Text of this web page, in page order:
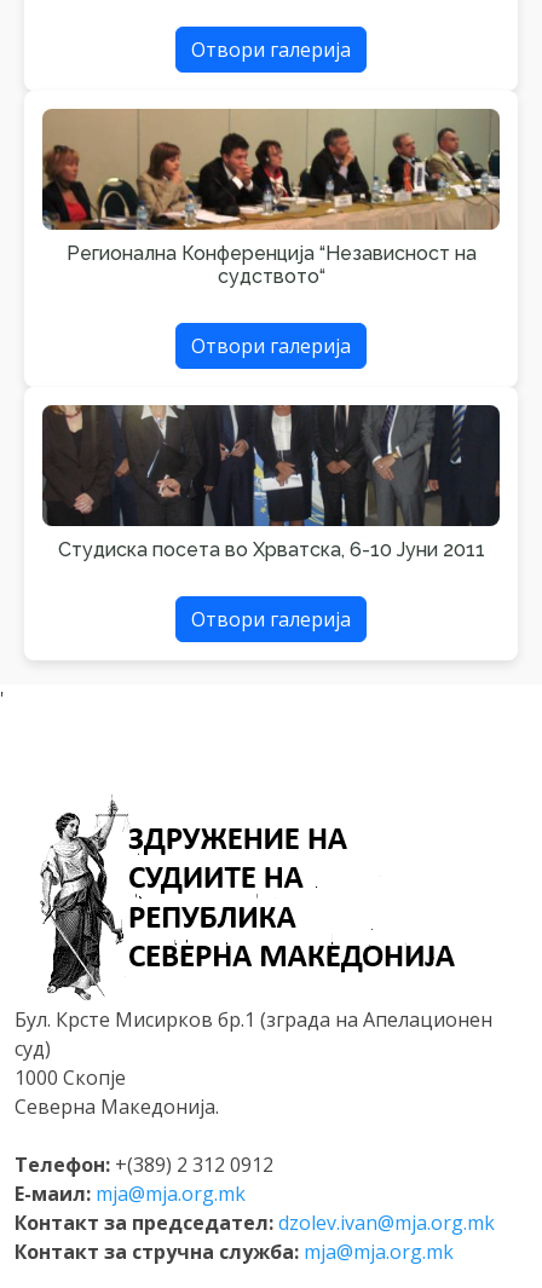
Отвори галерија
Регионална Конференција “Независност на
судството“
Отвори галерија
Студиска посета во Хрватска, 6-10 Јуни 2011
Отвори галерија
'
Бул. Крсте Мисирков бр.1 (зграда на Апелационен
суд)
1000 Скопје
Северна Македонија.
Телефон: +(389) 2 312 0912
Е-маил: mja@mja.org.mk
Контакт за председател:dzolev.ivan@mja.org.mk
Контакт за стручна служба: mja@mja.org.mk